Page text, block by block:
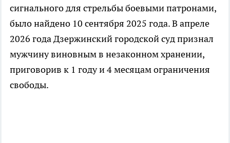
сигнального для стрельбы боевыми патронами,
было найдено 10 сентября 2025 года. В апреле
2026 года Дзержинский городской суд признал
мужчину виновным в незаконном хранении,
приговорив к 1 году и 4 месяцам ограничения
свободы.